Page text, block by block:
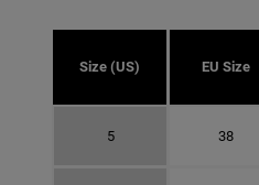
Size (US) EU Size
5 38